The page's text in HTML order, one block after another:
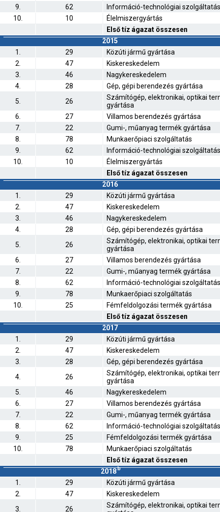
9.
62
Információ-technológiai szolgáltatás
10.
10
Élelmiszergyártás
Első tíz ágazat összesen
2015
1.
29
Közúti jármű gyártása
2.
47
Kiskereskedelem
3.
46
Nagykereskedelem
4.
28
Gép, gépi berendezés gyártása
5.
26
Számítógép, elektronikai, optikai
gyártása
6.
27
Villamos berendezés gyártása
7.
22
Gumi-, műanyag termék gyártása
8.
78
Munkaerőpiaci szolgáltatás
9.
62
Információ-technológiai szolgáltatás
10.
10
Élelmiszergyártás
Első tíz ágazat összesen
2016
1.
29
Közúti jármű gyártása
2.
47
Kiskereskedelem
3.
46
Nagykereskedelem
4.
28
Gép, gépi berendezés gyártása
5.
26
Számítógép, elektronikai, optikai
gyártása
6.
27
Villamos berendezés gyártása
7.
22
Gumi-, műanyag termék gyártása
8.
62
Információ-technológiai szolgáltatás
9.
78
Munkaerőpiaci szolgáltatás
10.
25
Fémfeldolgozási termék gyártása
Első tíz ágazat összesen
2017
1.
29
Közúti jármű gyártása
2.
47
Kiskereskedelem
3.
28
Gép, gépi berendezés gyártása
4.
26
Számítógép, elektronikai, optikai
gyártása
5.
46
Nagykereskedelem
6.
27
Villamos berendezés gyártása
7.
22
Gumi-, műanyag termék gyártása
8.
62
Információ-technológiai szolgáltatás
9.
25
Fémfeldolgozási termék gyártása
10.
78
Munkaerőpiaci szolgáltatás
Első tíz ágazat összesen
2018b
1. 29
Közúti jármű gyártása
2.
47
Kiskereskedelem
3.
26
Számítógép, elektronikai, optikai